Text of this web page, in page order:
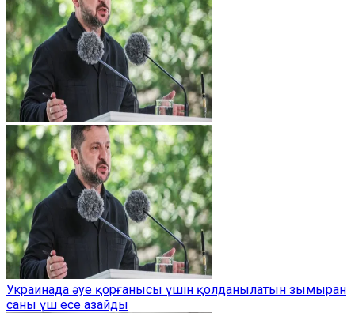
Украинада әуе қорғанысы үшін қолданылатын зымыран
саны үш есе азайды